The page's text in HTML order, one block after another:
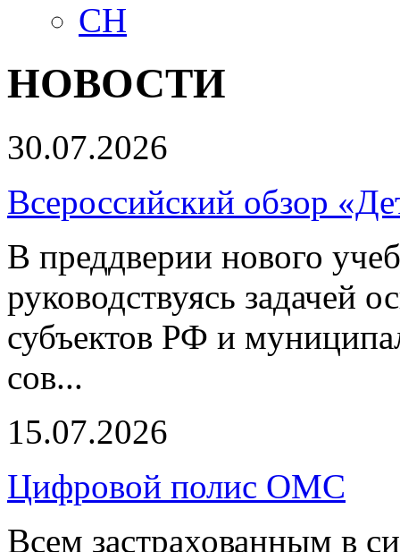
CH
НОВОСТИ
30.07.2026
Всероссийский обзор
В преддверии нового
руководствуясь задачей
субъектов РФ и
сов...
15.07.2026
Цифровой полис ОМС
Всем застрахованным в